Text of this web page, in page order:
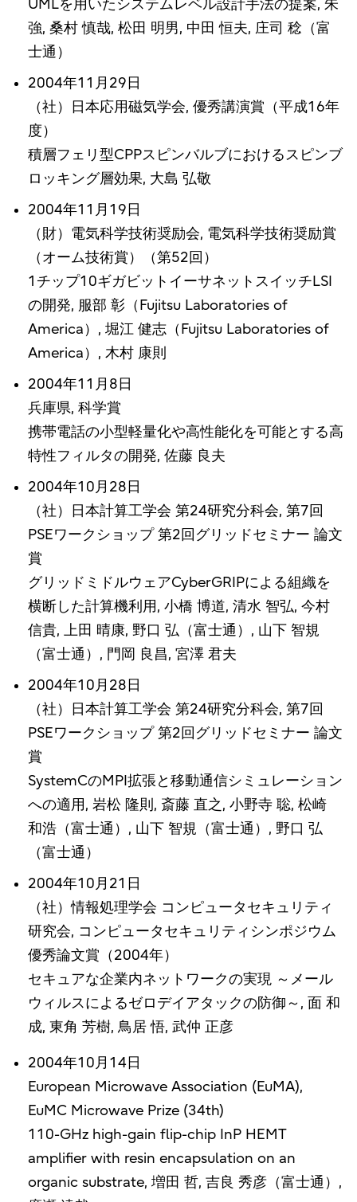
UMLを用いたシステムレベル設計手法の提案, 朱
強, 桑村 慎哉, 松田 明男, 中田 恒夫, 庄司 稔（富
士通）
2004年11月29日
（社）日本応用磁気学会, 優秀講演賞（平成16年
度）
積層フェリ型CPPスピンバルブにおけるスピンブ
ロッキング層効果, 大島 弘敬
2004年11月19日
（財）電気科学技術奨励会, 電気科学技術奨励賞
（オーム技術賞）（第52回）
1チップ10ギガビットイーサネットスイッチLSI
の開発, 服部 彰（Fujitsu Laboratories of
America）, 堀江 健志（Fujitsu Laboratories of
America）, 木村 康則
2004年11月8日
兵庫県, 科学賞
携帯電話の小型軽量化や高性能化を可能とする高
特性フィルタの開発, 佐藤 良夫
2004年10月28日
（社）日本計算工学会 第24研究分科会, 第7回
PSEワークショップ 第2回グリッドセミナー 論文
賞
グリッドミドルウェアCyberGRIPによる組織を
横断した計算機利用, 小橋 博道, 清水 智弘, 今村
信貴, 上田 晴康, 野口 弘（富士通）, 山下 智規
（富士通）, 門岡 良昌, 宮澤 君夫
2004年10月28日
（社）日本計算工学会 第24研究分科会, 第7回
PSEワークショップ 第2回グリッドセミナー 論文
賞
SystemCのMPI拡張と移動通信シミュレーション
への適用, 岩松 隆則, 斎藤 直之, 小野寺 聡, 松崎
和浩（富士通）, 山下 智規（富士通）, 野口 弘
（富士通）
2004年10月21日
（社）情報処理学会 コンピュータセキュリティ
研究会, コンピュータセキュリティシンポジウム
優秀論文賞（2004年）
セキュアな企業内ネットワークの実現 ～メール
ウィルスによるゼロデイアタックの防御～, 面 和
成, 東角 芳樹, 鳥居 悟, 武仲 正彦
2004年10月14日
European Microwave Association (EuMA),
EuMC Microwave Prize (34th)
110-GHz high-gain flip-chip InP HEMT
amplifier with resin encapsulation on an
organic substrate, 増田 哲, 吉良 秀彦（富士通）,